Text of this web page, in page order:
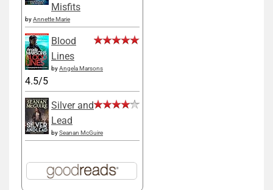
Misfits
byAnnette Marie
Blood
Lines
byAngela Marsons
4.5/5
Silver and
Lead
bySeanan McGuire